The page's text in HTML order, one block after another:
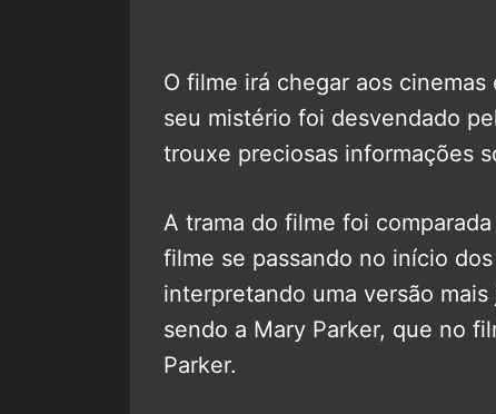
O filme irá chegar aos
seu mistério foi desvendado
trouxe preciosas informações
A trama do filme foi
filme se passando no início
interpretando uma versão
sendo a Mary Parker, que no
Parker.